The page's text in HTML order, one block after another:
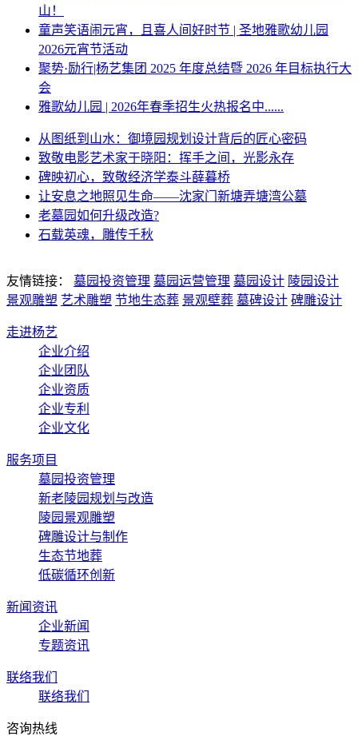
山！
童声笑语闹元宵，且喜人间好时节 | 圣地雅歌幼儿园
2026元宵节活动
聚势·励行|杨艺集团 2025 年度总结暨 2026 年目标执行大
会
雅歌幼儿园 | 2026年春季招生火热报名中......
从图纸到山水：御境园规划设计背后的匠心密码
致敬电影艺术家于晓阳：挥手之间，光影永存
碑映初心，致敬经济学泰斗薛暮桥
让安息之地照见生命——沈家门新塘弄塘湾公墓
老墓园如何升级改造?
石载英魂，雕传千秋
友情链接： 墓园投资管理 墓园运营管理 墓园设计 陵园设计
景观雕塑 艺术雕塑 节地生态葬 景观壁葬 墓碑设计 碑雕设计
走进杨艺
企业介绍
企业团队
企业资质
企业专利
企业文化
服务项目
墓园投资管理
新老陵园规划与改造
陵园景观雕塑
碑雕设计与制作
生态节地葬
低碳循环创新
新闻资讯
企业新闻
专题资讯
联络我们
联络我们
咨询热线